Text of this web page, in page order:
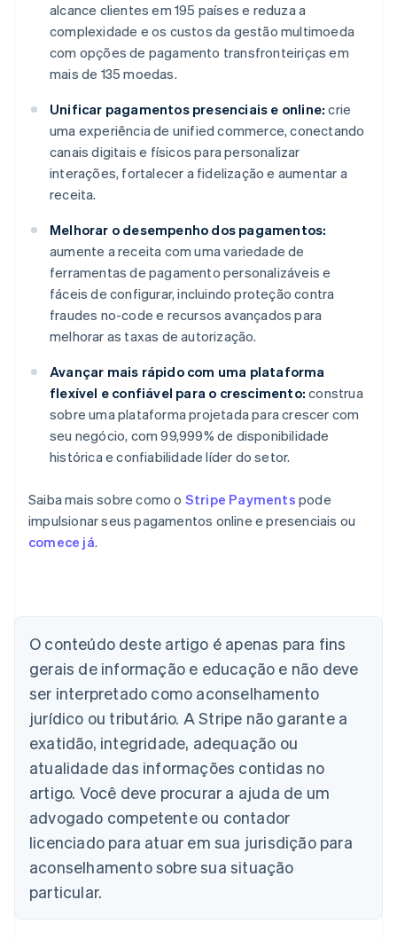
alcance clientes em 195 países e reduza a
complexidade e os custos da gestão multimoeda
com opções de pagamento transfronteiriças em
mais de 135 moedas.
Unificar pagamentos presenciais e online: crie
uma experiência de unified commerce, conectando
canais digitais e físicos para personalizar
interações, fortalecer a fidelização e aumentar a
receita.
Melhorar o desempenho dos pagamentos:
aumente a receita com uma variedade de
ferramentas de pagamento personalizáveis e
fáceis de configurar, incluindo proteção contra
fraudes no-code e recursos avançados para
melhorar as taxas de autorização.
Avançar mais rápido com uma plataforma
flexível e confiável para o crescimento: construa
sobre uma plataforma projetada para crescer com
seu negócio, com 99,999% de disponibilidade
histórica e confiabilidade líder do setor.
Saiba mais sobre como o Stripe Payments pode
impulsionar seus pagamentos online e presenciais ou
comece já.
O conteúdo deste artigo é apenas para fins
gerais de informação e educação e não deve
ser interpretado como aconselhamento
jurídico ou tributário. A Stripe não garante a
exatidão, integridade, adequação ou
atualidade das informações contidas no
artigo. Você deve procurar a ajuda de um
advogado competente ou contador
licenciado para atuar em sua jurisdição para
aconselhamento sobre sua situação
particular.
Alemanha
DeutschEnglish
Austrália
English
Áustria
Deutsch English
Bélgica
Nederlands Français DeutschEnglish
Brasil
Bulgária
English
Canadá
China continental